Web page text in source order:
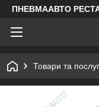
ПНЕВМААВТО
Товари та